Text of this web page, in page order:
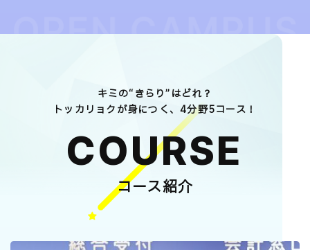
キミの“きらり”はどれ？
トッカリョクが身につく、4分野5コース！
COURSE
コース紹介